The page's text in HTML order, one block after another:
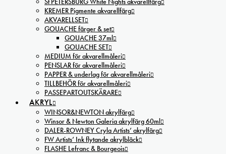
KREMER Pigmente akvarellfärg
AKVARELLSET
GOUACHE färger & set
GOUACHE 37ml
GOUACHE SET
MEDIUM för akvarellmåleri
PENSLAR för akvarellmåleri
PAPPER & underlag för akvarellmåleri
TILLBEHÖR för akvarellmåleri
PASSEPARTOUTSKÄRARE
AKRYL
WINSOR&NEWTON akrylfärg
Winsor & Newton Galeria akrylfärg 60ml
DALER-ROWNEY Cryla Artists’ akrylfärg
FW Artists’ Ink flytande akrylbläck
FLASHE Lefranc & Bourgeois